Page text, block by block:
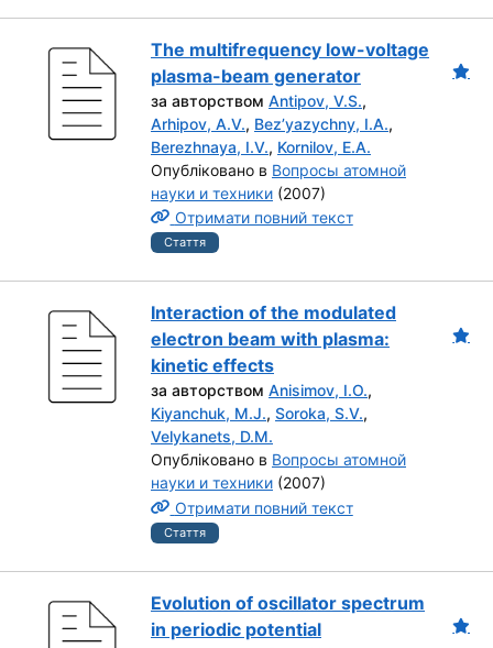
The multifrequency low-voltage
plasma-beam generator
за авторством Antipov, V.S.,
Arhipov, A.V., Bez’yazychny, I.A.,
Berezhnaya, I.V., Kornilov, E.A.
Опубліковано в Вопросы атомной
науки и техники (2007)
Отримати повний текст
Стаття
Interaction of the modulated
electron beam with plasma:
kinetic effects
за авторством Anisimov, I.O.,
Kiyanchuk, M.J., Soroka, S.V.,
Velykanets, D.M.
Опубліковано в Вопросы атомной
науки и техники (2007)
Отримати повний текст
Стаття
Evolution of oscillator spectrum
in periodic potential